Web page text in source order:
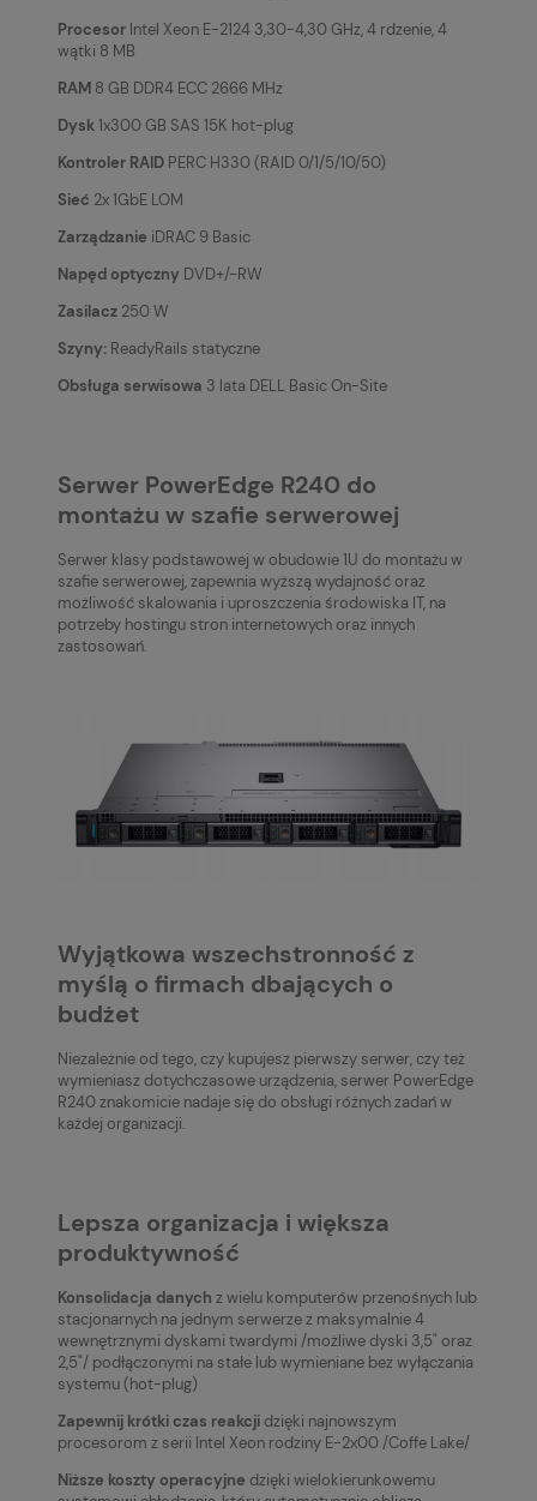
Procesor Intel Xeon E-2124 3,30-4,30 GHz, 4 rdzenie, 4
wątki 8 MB
RAM 8 GB DDR4 ECC 2666 MHz
Dysk1x300 GB SAS 15K hot-plug
Kontroler RAID PERC H330 (RAID 0/1/5/10/50)
Sieć 2x 1GbE LOM
Zarządzanie iDRAC 9 Basic
Napęd optyczny DVD+/-RW
Zasilacz 250 W
Szyny: ReadyRails statyczne
Obsługa serwisowa 3 lata DELL Basic On-Site
Serwer PowerEdge R240 do
montażu w szafie serwerowej
Serwer klasy podstawowej w obudowie 1U do montażu w
szafie serwerowej, zapewnia wyższą wydajność oraz
możliwość skalowania i uproszczenia środowiska IT, na
potrzeby hostingu stron internetowych oraz innych
zastosowań.
Wyjątkowa wszechstronność z
myślą o firmach dbających o
budżet
Niezależnie od tego, czy kupujesz pierwszy serwer, czy też
wymieniasz dotychczasowe urządzenia, serwer PowerEdge
R240 znakomicie nadaje się do obsługi różnych zadań w
każdej organizacji.
Lepsza organizacja i większa
produktywność
Konsolidacja danych z wielu komputerów przenośnych lub
stacjonarnych na jednym serwerze z maksymalnie 4
wewnętrznymi dyskami twardymi /możliwe dyski 3,5" oraz
2,5"/ podłączonymi na stałe lub wymieniane bez wyłączania
systemu (hot-plug)
Zapewnij krótki czas reakcjidzięki najnowszym
procesorom z serii Intel Xeon rodziny E-2x00 /Coffe Lake/
Niższe koszty operacyjne dzięki wielokierunkowemu